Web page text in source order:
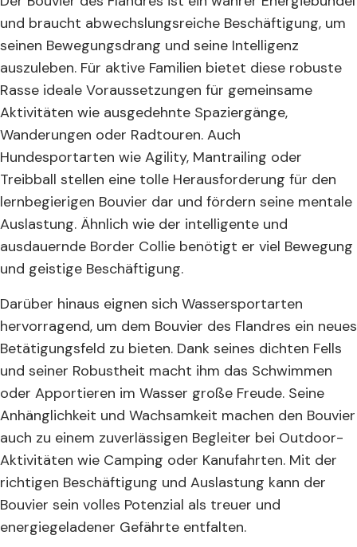
und braucht abwechslungsreiche Beschäftigung, um
seinen Bewegungsdrang und seine Intelligenz
auszuleben. Für aktive Familien bietet diese robuste
Rasse ideale Voraussetzungen für gemeinsame
Aktivitäten wie ausgedehnte Spaziergänge,
Wanderungen oder Radtouren. Auch
Hundesportarten wie Agility, Mantrailing oder
Treibball stellen eine tolle Herausforderung für den
lernbegierigen Bouvier dar und fördern seine mentale
Auslastung. Ähnlich wie der intelligente und
ausdauernde Border Collie benötigt er viel Bewegung
und geistige Beschäftigung.
Darüber hinaus eignen sich Wassersportarten
hervorragend, um dem Bouvier des Flandres ein neues
Betätigungsfeld zu bieten. Dank seines dichten Fells
und seiner Robustheit macht ihm das Schwimmen
oder Apportieren im Wasser große Freude. Seine
Anhänglichkeit und Wachsamkeit machen den Bouvier
auch zu einem zuverlässigen Begleiter bei Outdoor-
Aktivitäten wie Camping oder Kanufahrten. Mit der
richtigen Beschäftigung und Auslastung kann der
Bouvier sein volles Potenzial als treuer und
energiegeladener Gefährte entfalten.